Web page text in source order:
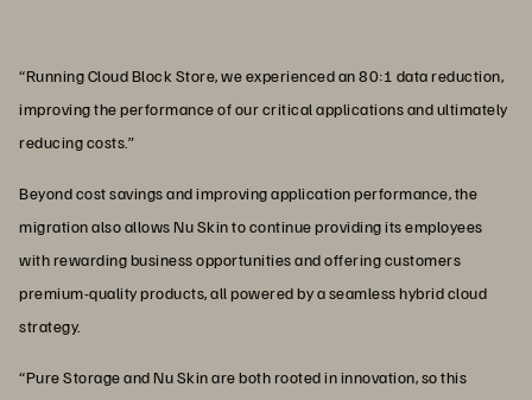
“Running Cloud Block Store, we experienced an 80:1 data reduction,
improving the performance of our critical applications and ultimately
reducing costs.”
Beyond cost savings and improving application performance, the
migration also allows Nu Skin to continue providing its employees
with rewarding business opportunities and offering customers
premium-quality products, all powered by a seamless hybrid cloud
strategy.
“Pure Storage and Nu Skin are both rooted in innovation, so this